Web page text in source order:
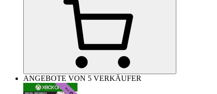
ANGEBOTE VON 5 VERKÄUFER